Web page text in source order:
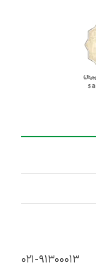
۰۲۱-۹۱۳۰۰۰۱۳